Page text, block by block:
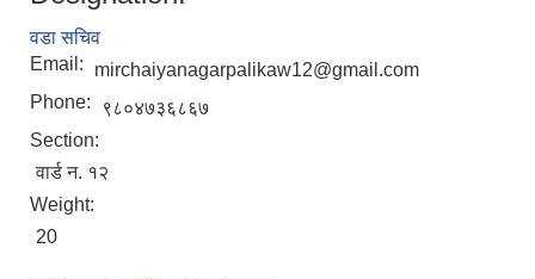
वडा सचिव
Email:
mirchaiyanagarpalikaw12@gmail.com
Phone:
९८०४७३६८६७
Section:
वार्ड न. १२
Weight:
20